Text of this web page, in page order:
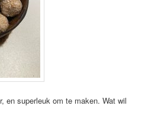
en superleuk om te maken. Wat wil